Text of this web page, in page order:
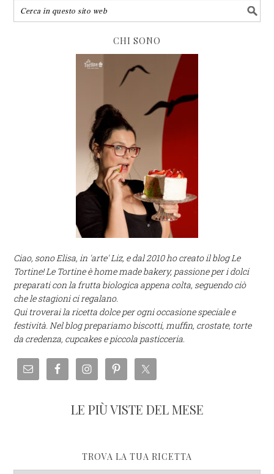
CHI SONO
Ciao, sono Elisa, in 'arte' Liz, e dal 2010 ho creato il blog Le
Tortine! Le Tortine è home made bakery, passione per i dolci
preparati con la frutta biologica appena colta, seguendo ciò
che le stagioni ci regalano.
Qui troverai la ricetta dolce per ogni occasione speciale e
festività. Nel blog prepariamo biscotti, muffin, crostate, torte
da credenza, cupcakes e piccola pasticceria.
LE PIÙ VISTE DEL MESE
TROVA LA TUA RICETTA